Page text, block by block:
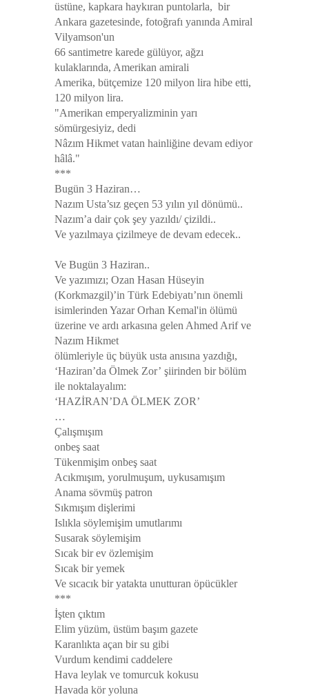
üstüne, kapkara haykıran puntolarla, bir
Ankara gazetesinde, fotoğrafı yanında Amiral
Vilyamson'un
66 santimetre karede gülüyor, ağzı
kulaklarında, Amerikan amirali
Amerika, bütçemize 120 milyon lira hibe etti,
120 milyon lira.
"Amerikan emperyalizminin yarı
sömürgesiyiz, dedi
Nâzım Hikmet vatan hainliğine devam ediyor
hâlâ."
***
Bugün 3 Haziran…
Nazım Usta’sız geçen 53 yılın yıl dönümü..
Nazım’a dair çok şey yazıldı/ çizildi..
Ve yazılmaya çizilmeye de devam edecek..
Ve Bugün 3 Haziran..
Ve yazımızı; Ozan Hasan Hüseyin
(Korkmazgil)’in Türk Edebiyatı’nın önemli
isimlerinden Yazar Orhan Kemal'in ölümü
üzerine ve ardı arkasına gelen Ahmed Arif ve
Nazım Hikmet
ölümleriyle üç büyük usta anısına yazdığı,
‘Haziran’da Ölmek Zor’ şiirinden bir bölüm
ile noktalayalım:
‘HAZİRAN’DA ÖLMEK ZOR’
…
Çalışmışım
onbeş saat
Tükenmişim onbeş saat
Acıkmışım, yorulmuşum, uykusamışım
Anama sövmüş patron
Sıkmışım dişlerimi
Islıkla söylemişim umutlarımı
Susarak söylemişim
Sıcak bir ev özlemişim
Sıcak bir yemek
Ve sıcacık bir yatakta unutturan öpücükler
***
İşten çıktım
Elim yüzüm, üstüm başım gazete
Karanlıkta açan bir su gibi
Vurdum kendimi caddelere
Hava leylak ve tomurcuk kokusu
Havada kör yoluna